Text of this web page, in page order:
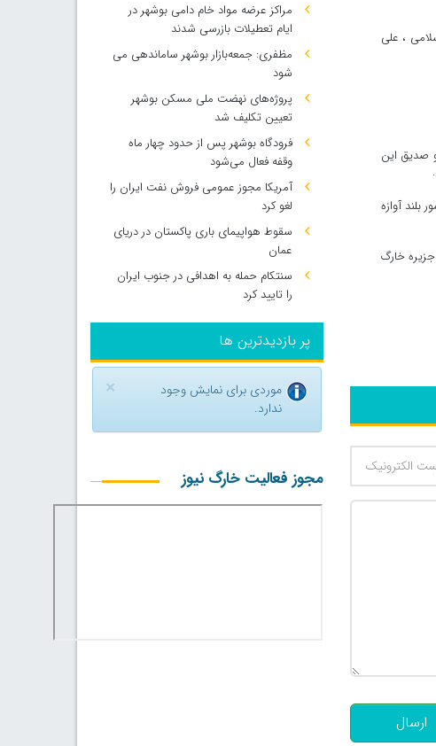
، علی
صدیق این
آوازه
خارگ
ارسال
مراکز عرضه مواد خام دامی بوشهر در
ایام تعطیلات بازرسی شدند
مظفری: جمعه‌بازار بوشهر ساماندهی می‌
شود
پروژه‌های نهضت ملی مسکن بوشهر
تعیین تکلیف شد
فرودگاه بوشهر پس از حدود چهار ماه
وقفه فعال می‌شود
آمریکا مجوز عمومی فروش نفت ایران را
لغو کرد
سقوط هواپیمای باری پاکستان در دریای
عمان
سنتکام حمله به اهدافی در جنوب ایران
را تایید کرد
پر بازدیدترین ها
×
موردی برای نمایش وجود
ندارد.
مجوز فعالیت خارگ نیوز